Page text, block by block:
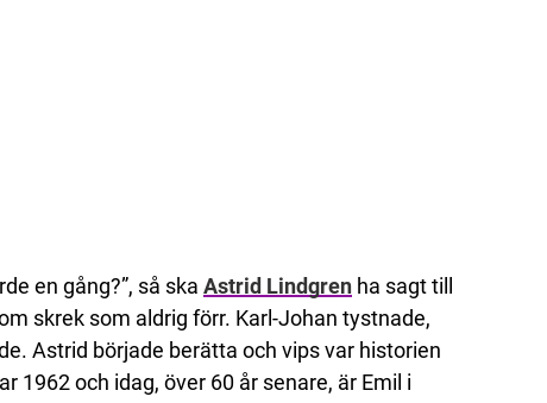
en gång?”, så ska Astrid Lindgren ha sagt till
skrek som aldrig förr. Karl-Johan tystnade,
Astrid började berätta och vips var historien
1962 och idag, över 60 år senare, är Emil i